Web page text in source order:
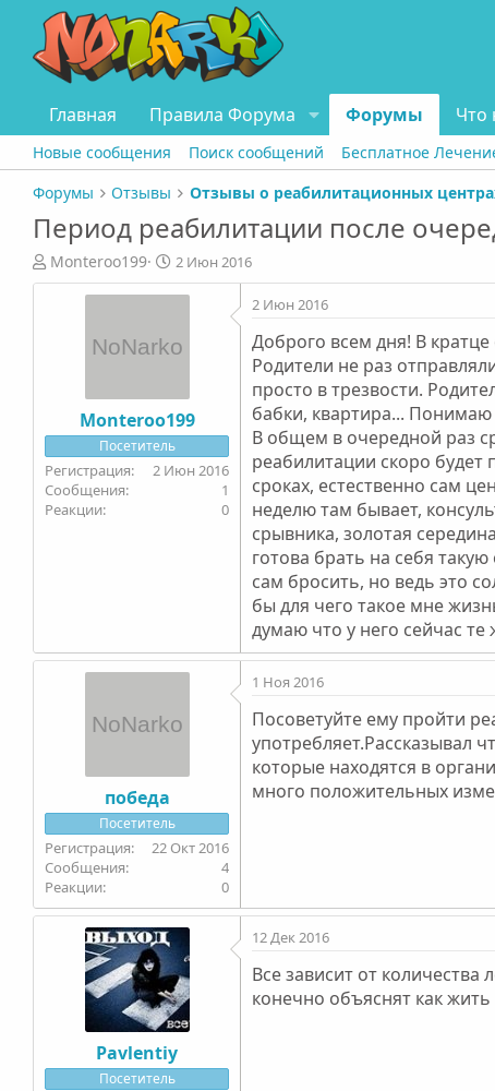
Главная Правила Форума Форумы Что
Новые сообщения Поиск сообщений Бесплатное
Форумы
Отзывы
Период реабилитации после
А
в
Monteroo199
Д
а
т
н
а
л
а
2 Июн 2016
Monteroo199
Посетитель
2 Июн 2016
1
0
2 Июн 2016
Доброго всем дня! В
Родители не раз
просто в трезвости.
бабки, квартира...
В общем в очередной раз
реабилитации скоро
сроках, естественно сам
неделю там бывает,
срывника, золотая
готова брать на себя
сам бросить, но ведь это
бы для чего такое мне
думаю что у него сейчас те
победа
Посетитель
22 Окт 2016
4
0
1 Ноя 2016
Посоветуйте ему пройти
употребляет.Рассказывал
которые находятся в
много положительных
Pavlentiy
Посетитель
12 Дек 2016
Все зависит от
конечно объяснят как жить